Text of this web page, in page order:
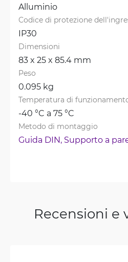
Alluminio
Codice di protezione
IP30
Dimensioni
83 x 25 x 85.4 mm
Peso
0.095 kg
Temperatura di
-40 °C a 75 °C
Metodo di montaggio
Guida DIN, Supporto a
Recensioni e